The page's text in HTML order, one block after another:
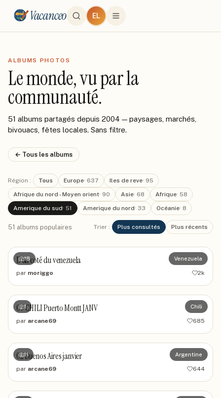
Vacanceo EL
ALBUMS PHOTOS
Le monde, vu par la
communauté.
51 albums partagés depuis 2004 — paysages, marchés,
bivouacs, fêtes locales. Sans filtre.
← Tous les albums
Région : Tous Europe· 637 Iles de reve· 95
Afrique du nord - Moyen orient· 90 Asie· 68 Afrique· 58
Amerique du sud· 51 Amerique du nord· 33 Océanie· 8
51 albums populaires Trier : Plus consultés Plus récents
18 Venezuela
D'un coté du venezuela
par moriggo 2k
1 Chili
09 CHILI Puerto Montt JANV
par arcane69 685
11 Argentine
02 Buenos Aires janvier
par arcane69 644